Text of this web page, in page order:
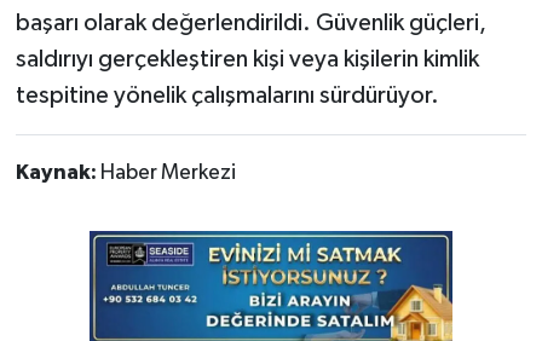
başarı olarak değerlendirildi. Güvenlik güçleri,
saldırıyı gerçekleştiren kişi veya kişilerin kimlik
tespitine yönelik çalışmalarını sürdürüyor.
Kaynak: Haber Merkezi